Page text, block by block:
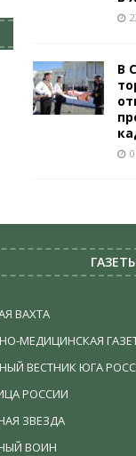
В
ВАХТА
МЕДИЦИНСКАЯ
ВЕСТНИК ЮГА
РОССИИ
ЗВЕЗДА
ВОИН